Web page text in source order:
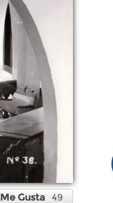
Me Gusta 49